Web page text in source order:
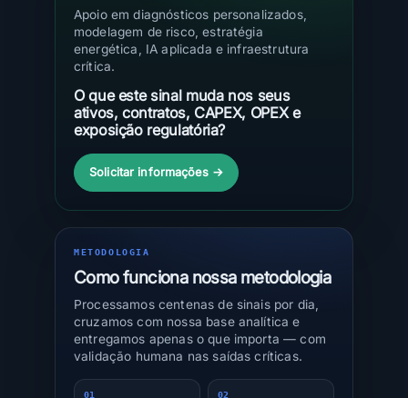
Apoio em diagnósticos personalizados,
modelagem de risco, estratégia
energética, IA aplicada e infraestrutura
crítica.
O que este sinal muda nos seus
ativos, contratos, CAPEX, OPEX e
exposição regulatória?
Solicitar informações →
METODOLOGIA
Como funciona nossa metodologia
Processamos centenas de sinais por dia,
cruzamos com nossa base analítica e
entregamos apenas o que importa — com
validação humana nas saídas críticas.
01 02